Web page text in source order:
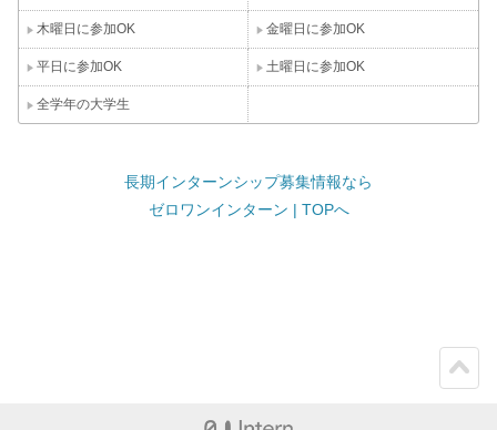
木曜日に参加OK 金曜日に参加OK
平日に参加OK 土曜日に参加OK
全学年の大学生
長期インターンシップ募集情報なら
ゼロワンインターン | TOPへ